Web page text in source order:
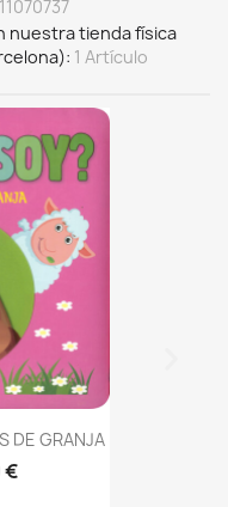
nuestra tienda física
1 Artículo
DE GRANJA
€